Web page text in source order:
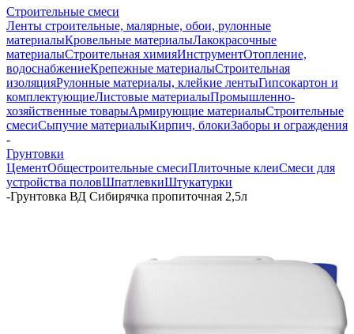
Строительные смеси
Ленты строительные, малярные, обои, рулонные
материалыКровельные материалыЛакокрасочные
материалыСтроительная химияИнструментОтопление,
водоснабжениеКрепежные материалыСтроительная
изоляцияРулонные материалы, клейкие лентыГипсокартон и
комплектующиеЛистовые материалыПромышленно-
хозяйственные товарыАрмирующие материалыСтроительные
смесиСыпучие материалыКирпич, блокиЗаборы и ограждения
-
Грунтовки
ЦементОбщестроительные смесиПлиточные клеиСмеси для
устройства половШпатлевкиШтукатурки
-Грунтовка ВД Сибирячка пропиточная 2,5л